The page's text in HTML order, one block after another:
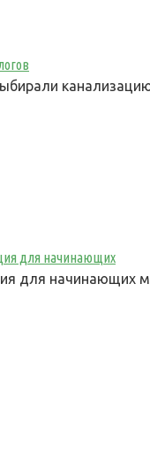
для начинающих
для начинающих